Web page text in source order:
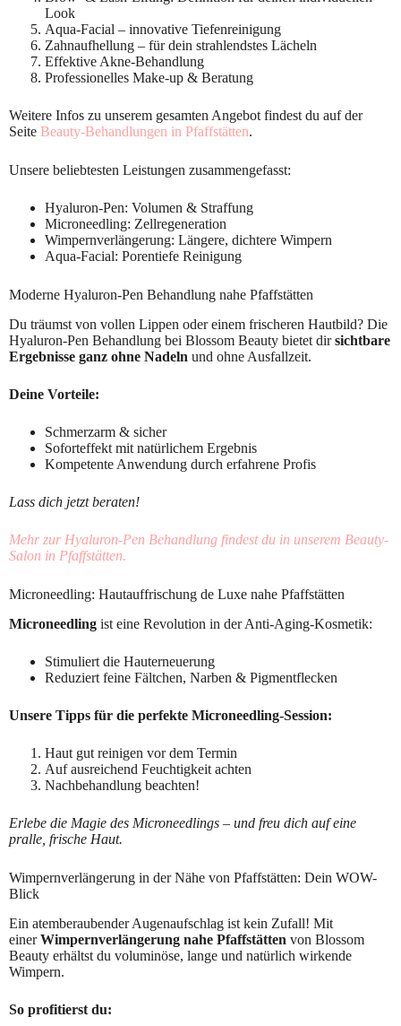
Look
Aqua-Facial – innovative Tiefenreinigung
Zahnaufhellung – für dein strahlendstes Lächeln
Effektive Akne-Behandlung
Professionelles Make-up & Beratung
Weitere Infos zu unserem gesamten Angebot findest du auf der
Seite Beauty-Behandlungen in Pfaffstätten.
Unsere beliebtesten Leistungen zusammengefasst:
Hyaluron-Pen: Volumen & Straffung
Microneedling: Zellregeneration
Wimpernverlängerung: Längere, dichtere Wimpern
Aqua-Facial: Porentiefe Reinigung
Moderne Hyaluron-Pen Behandlung nahe Pfaffstätten
Du träumst von vollen Lippen oder einem frischeren Hautbild? Die
Hyaluron-Pen Behandlung bei Blossom Beauty bietet dirsichtbare
Ergebnisse ganz ohne Nadeln und ohne Ausfallzeit.
Deine Vorteile:
Schmerzarm & sicher
Soforteffekt mit natürlichem Ergebnis
Kompetente Anwendung durch erfahrene Profis
Lass dich jetzt beraten!
Mehr zur Hyaluron-Pen Behandlung findest du in unserem Beauty-
Salon in Pfaffstätten.
Microneedling: Hautauffrischung de Luxe nahe Pfaffstätten
Microneedling ist eine Revolution in der Anti-Aging-Kosmetik:
Stimuliert die Hauterneuerung
Reduziert feine Fältchen, Narben & Pigmentflecken
Unsere Tipps für die perfekte Microneedling-Session:
Haut gut reinigen vor dem Termin
Auf ausreichend Feuchtigkeit achten
Nachbehandlung beachten!
Erlebe die Magie des Microneedlings – und freu dich auf eine
pralle, frische Haut.
Wimpernverlängerung in der Nähe von Pfaffstätten: Dein WOW-
Blick
Ein atemberaubender Augenaufschlag ist kein Zufall! Mit
einerWimpernverlängerung nahe Pfaffstätten von Blossom
Beauty erhältst du voluminöse, lange und natürlich wirkende
Wimpern.
So profitierst du: